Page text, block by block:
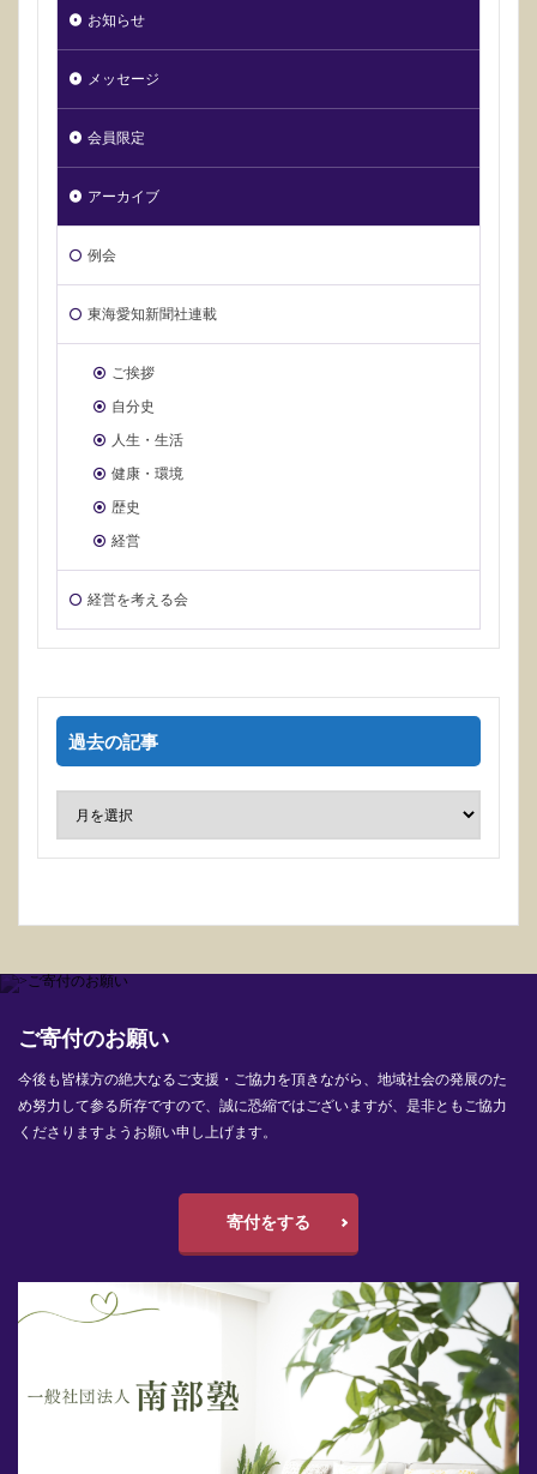
お知らせ
メッセージ
会員限定
アーカイブ
例会
東海愛知新聞社連載
ご挨拶
自分史
人生・生活
健康・環境
歴史
経営
経営を考える会
過去の記事
ご寄付のお願い
今後も皆様方の絶大なるご支援・ご協力を頂きながら、地域社会の発展のた
め努力して参る所存ですので、誠に恐縮ではございますが、是非ともご協力
くださりますようお願い申し上げます。
寄付をする